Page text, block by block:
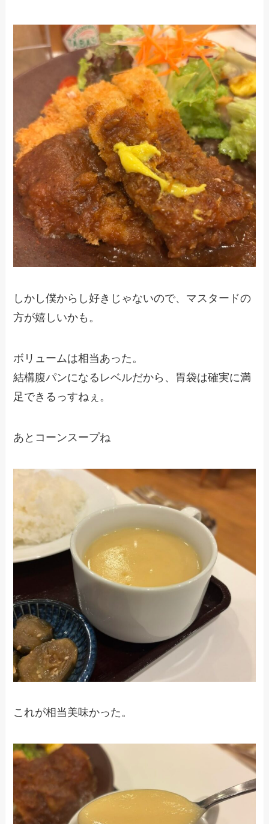
しかし僕からし好きじゃないので、マスタードの
方が嬉しいかも。
ボリュームは相当あった。
結構腹パンになるレベルだから、胃袋は確実に満
足できるっすねぇ。
あとコーンスープね
これが相当美味かった。